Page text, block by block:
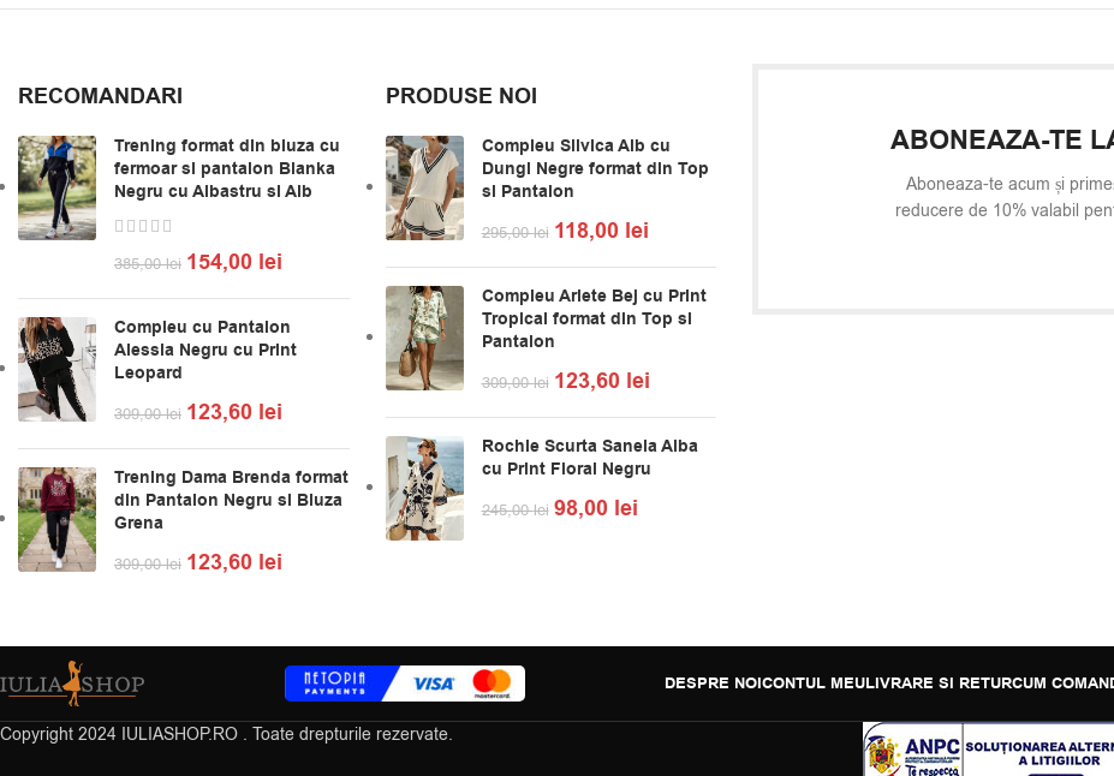
RECOMANDARI
Trening format din bluza cu
fermoar si pantalon Bianka
Negru cu Albastru si Alb
385,00lei 154,00 lei
Compleu cu Pantalon
Alessia Negru cu Print
Leopard
309,00lei 123,60 lei
Trening Dama Brenda format
din Pantalon Negru si Bluza
Grena
309,00lei 123,60 lei
PRODUSE NOI
Compleu Silvica Alb cu
Dungi Negre format din Top
si Pantalon
295,00lei 118,00 lei
Compleu Arlete Bej cu Print
Tropical format din Top si
Pantalon
309,00lei 123,60 lei
Rochie Scurta Sanela Alba
cu Print Floral Negru
245,00lei 98,00 lei
ABONEAZA-TE
Aboneaza-te acum și
reducere de 10% valabil
DESPRE NOICONTUL MEULIVRARE SI RETURCUM
Copyright 2024 IULIASHOP.RO . Toate drepturile rezervate.